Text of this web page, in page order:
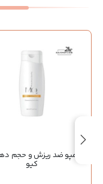
شامپو ضد ریزش و حجم
کیو